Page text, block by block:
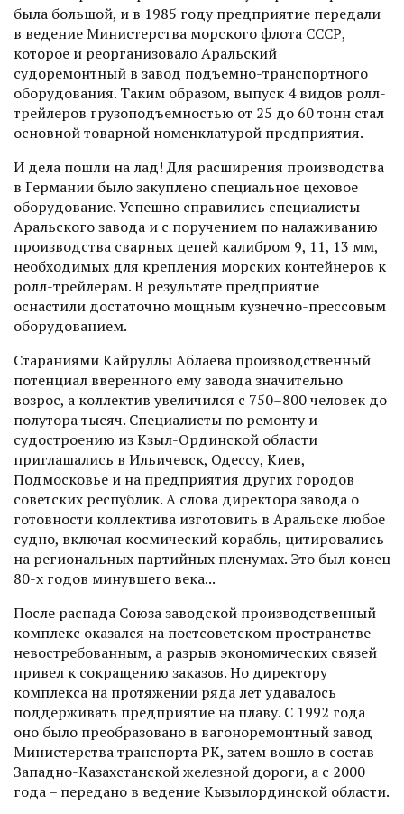
была большой, и в 1985 году предприятие передали
в ведение Министерства морского флота СССР,
которое и реорганизовало Аральский
судоремонтный в завод подъемно-транспортного
оборудования. Таким образом, выпуск 4 видов ролл-
трейлеров грузоподъемностью от 25 до 60 тонн стал
основной товарной номенклатурой предприятия.
И дела пошли на лад! Для расширения производства
в Германии было закуплено специальное цеховое
оборудование. Успешно справились специалисты
Аральского завода и с поручением по налаживанию
производства сварных цепей калибром 9, 11, 13 мм,
необходимых для креп­ления морских контейнеров к
ролл-трейлерам. В результате предприятие
оснастили достаточно мощным кузнечно-прессовым
оборудованием.
Стараниями Кайруллы Аблаева производственный
потенциал вверенного ему завода значительно
возрос, а коллектив увеличился с 750–800 человек до
полутора тысяч. Специалисты по ремонту и
судостроению из Кзыл-Ординской области
приглашались в Ильичевск, Одессу, Киев,
Подмосковье и на предприятия других городов
советских респуб­лик. А слова директора завода о
готовности коллектива изготовить в Аральске любое
судно, включая космический корабль, цитировались
на региональных партийных пленумах. Это был конец
80-х годов минувшего века...
После распада Союза заводской производственный
комплекс оказался на постсоветском пространстве
невостребованным, а разрыв экономических связей
привел к сокращению заказов. Но директору
комплекса на протяжении ряда лет удавалось
поддерживать предприятие на плаву. С 1992 года
оно было преобразовано в вагоноремонтный завод
Министерства транспорта РК, затем вошло в состав
Западно-Казахстанской железной дороги, а с 2000
года – передано в ведение Кызылординской области.